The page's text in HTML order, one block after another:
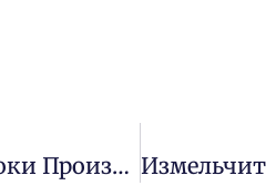
Сколько Стоит Гранулятор Медной Проволоки Производительностью 1 Т/ч В 2021 Году?